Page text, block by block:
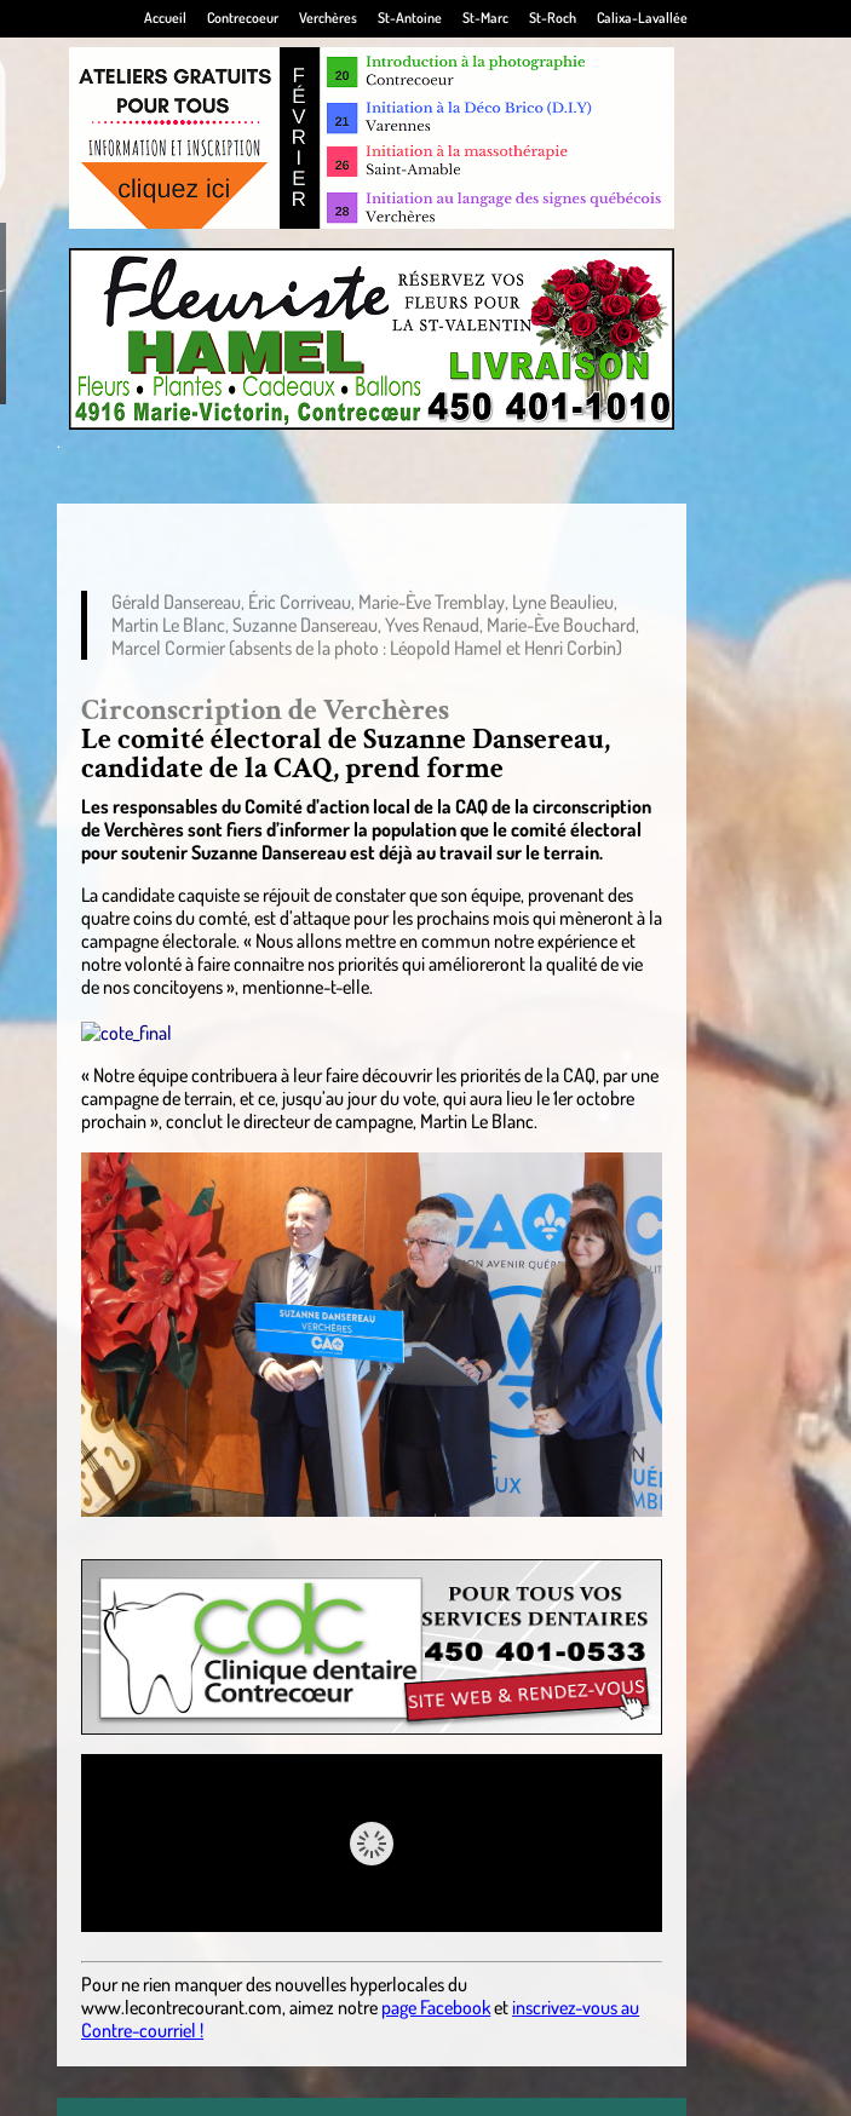
Accueil Contrecoeur Verchères St-Antoine St-Marc St-Roch Calixa-Lavallée
.
Gérald Dansereau, Éric Corriveau, Marie-Ève Tremblay, Lyne Beaulieu,
Martin Le Blanc, Suzanne Dansereau, Yves Renaud, Marie-Ève Bouchard,
Marcel Cormier (absents de la photo : Léopold Hamel et Henri Corbin)
Circonscription de Verchères
Le comité électoral de Suzanne Dansereau,
candidate de la CAQ, prend forme
Les responsables du Comité d’action local de la CAQ de la circonscription
de Verchères sont fiers d’informer la population que le comité électoral
pour soutenir Suzanne Dansereau est déjà au travail sur le terrain.
La candidate caquiste se réjouit de constater que son équipe, provenant des
quatre coins du comté, est d’attaque pour les prochains mois qui mèneront à la
campagne électorale. « Nous allons mettre en commun notre expérience et
notre volonté à faire connaitre nos priorités qui amélioreront la qualité de vie
de nos concitoyens », mentionne-t-elle.
« Notre équipe contribuera à leur faire découvrir les priorités de la CAQ, par une
campagne de terrain, et ce, jusqu’au jour du vote, qui aura lieu le 1er octobre
prochain », conclut le directeur de campagne, Martin Le Blanc.
Pour ne rien manquer des nouvelles hyperlocalesdu
www.lecontrecourant.com,aimez notre page Facebooketinscrivez-vous au
Contre-courriel !